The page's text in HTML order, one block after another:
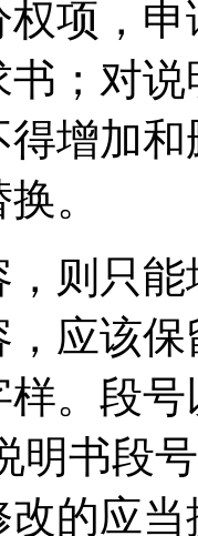
权项，
；对
增加
。
则只
，应该
。段
明书段
的应